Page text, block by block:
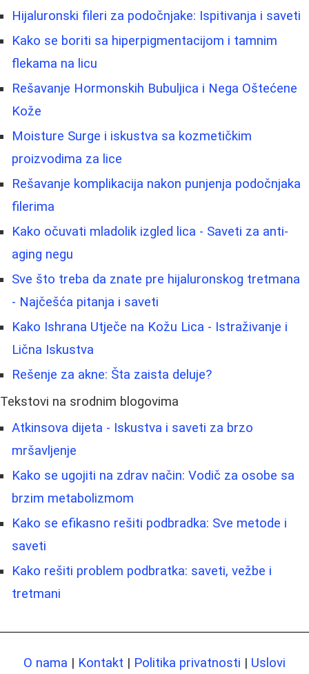
Hijaluronski fileri za podočnjake: Ispitivanja i saveti
Kako se boriti sa hiperpigmentacijom i tamnim
flekama na licu
Rešavanje Hormonskih Bubuljica i Nega Oštećene
Kože
Moisture Surge i iskustva sa kozmetičkim
proizvodima za lice
Rešavanje komplikacija nakon punjenja podočnjaka
filerima
Kako očuvati mladolik izgled lica - Saveti za anti-
aging negu
Sve što treba da znate pre hijaluronskog tretmana
- Najčešća pitanja i saveti
Kako Ishrana Utječe na Kožu Lica - Istraživanje i
Lična Iskustva
Rešenje za akne: Šta zaista deluje?
Tekstovi na srodnim blogovima
Atkinsova dijeta - Iskustva i saveti za brzo
mršavljenje
Kako se ugojiti na zdrav način: Vodič za osobe sa
brzim metabolizmom
Kako se efikasno rešiti podbradka: Sve metode i
saveti
Kako rešiti problem podbratka: saveti, vežbe i
tretmani
O nama | Kontakt | Politika privatnosti | Uslovi